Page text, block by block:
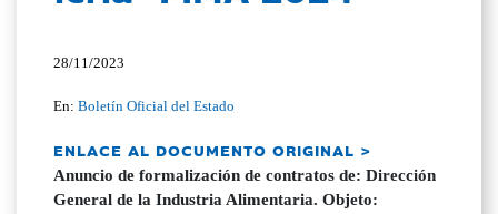
28/11/2023
En:Boletín Oficial del Estado
ENLACE AL DOCUMENTO ORIGINAL >
Anuncio de formalización de contratos de: Dirección
General de la Industria Alimentaria. Objeto: